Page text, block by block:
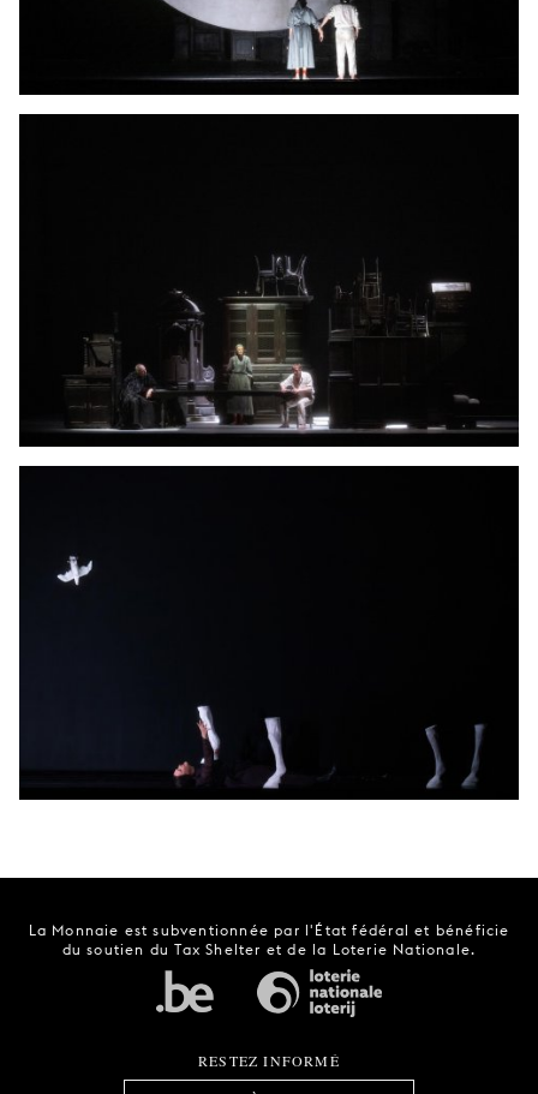
La Monnaie est subventionnée par l'État fédéral et bénéficie
du soutien du Tax Shelter et de la Loterie Nationale.
RESTEZ INFORMÉ